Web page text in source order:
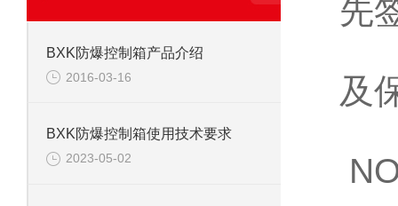
BXK防爆控制箱产品介绍
2016-03-16
BXK防爆控制箱使用技术要求
2023-05-02
先
及